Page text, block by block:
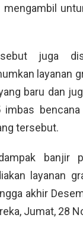
mengambil
juga
layanan
baru dan
imbas
tersebut.
banjir
layanan
akhir
Jumat, 28